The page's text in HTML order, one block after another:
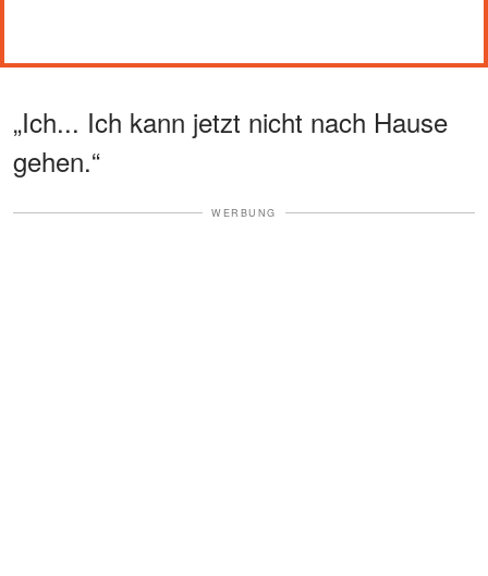
„Ich... Ich kann jetzt nicht nach Hause
gehen.“
WERBUNG